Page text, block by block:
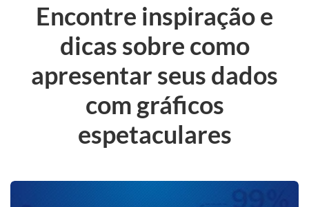
Encontre inspiração e
dicas sobre como
apresentar seus dados
com gráficos
espetaculares